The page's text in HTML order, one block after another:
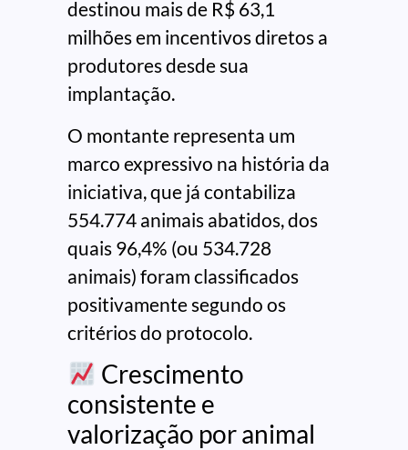
destinou mais de R$ 63,1
milhões em incentivos diretos a
produtores desde sua
implantação.
O montante representa um
marco expressivo na história da
iniciativa, que já contabiliza
554.774 animais abatidos, dos
quais 96,4% (ou 534.728
animais) foram classificados
positivamente segundo os
critérios do protocolo.
Crescimento
consistente e
valorização por animal